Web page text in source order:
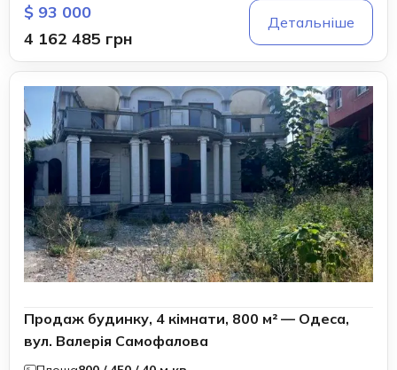
$ 93 000
4 162 485 грн
Детальніше
Продаж будинку, 4 кімнати, 800 м² — Одеса,
вул. Валерія Самофалова